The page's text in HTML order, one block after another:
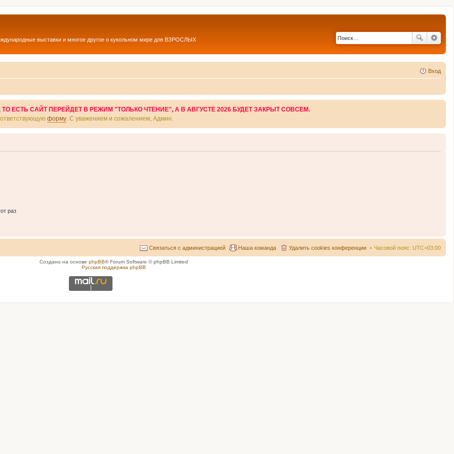
выставки и многое другое о кукольном мире для ВЗРОСЛЫХ
Вход
ЕСТЬ САЙТ ПЕРЕЙДЕТ В РЕЖИМ "ТОЛЬКО ЧТЕНИЕ", А В АВГУСТЕ 2026 БУДЕТ ЗАКРЫТ СОВСЕМ.
форму . С уважением и сожалением, Админ.
раз
Часовой пояс: UTC+03:00
Удалить cookies конференции
Наша команда
Связаться с администрацией
Создано на основе phpBB® Forum Software © phpBB Limited
Русская поддержка phpBB